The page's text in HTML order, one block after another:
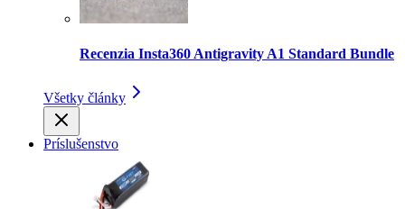
Recenzia Insta360 Antigravity A1 Standard Bundle
Všetky články
Príslušenstvo